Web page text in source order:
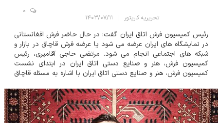
تحریریه کارپتور ۱۴۰۳/۰۷/۱۱
0
رئیس کمیسیون فرش اتاق ایران گفت: در حال حاضر فرش افغانستانی
در نمایشگاه های ایران عرضه می شود یا عرضه فرش قاچاق در بازار و
شبکه های اجتماعی انجام می شود. مرتضی حاجی آقامیری، رئیس
کمیسیون فرش، هنر و صنایع دستی اتاق ایران در ابتدای نشست
کمیسیون فرش، هنر و صنایع دستی اتاق ایران با اشاره به مسئله قاچاق
فرش دستباف ایران آسی...